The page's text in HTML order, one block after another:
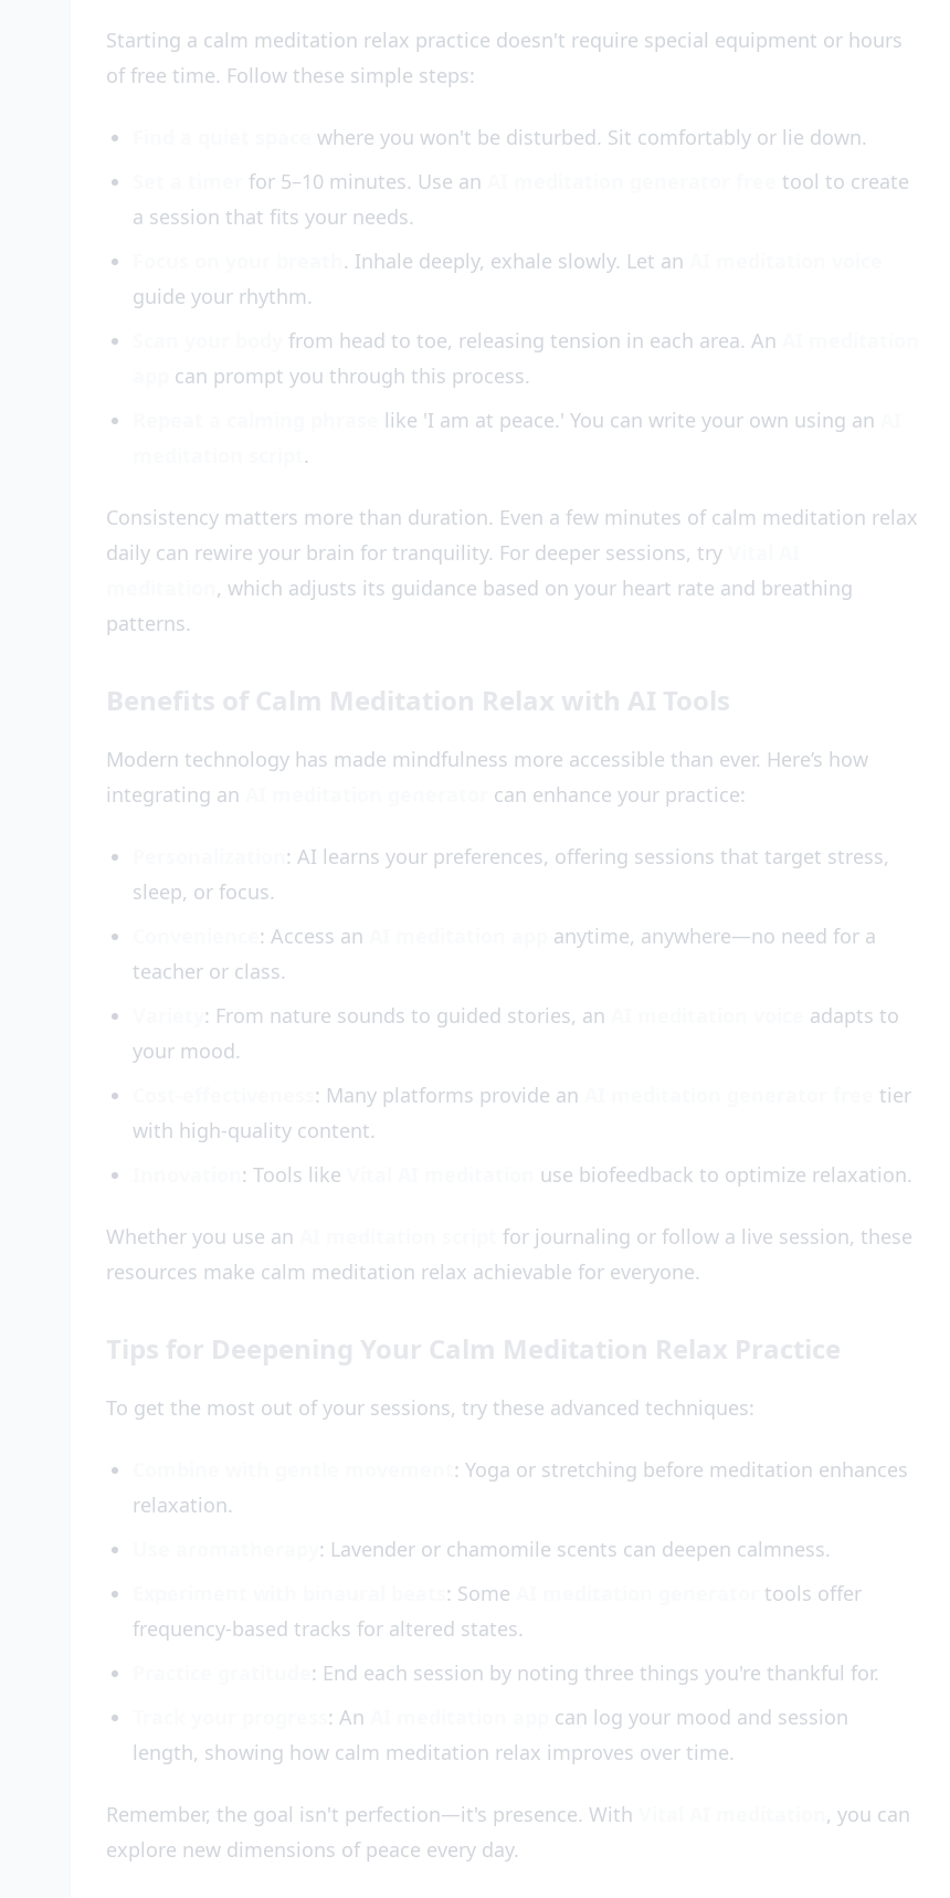
Starting a calm meditation relax practice doesn't require special equipment or hours
of free time. Follow these simple steps:
where you won't be disturbed. Sit comfortably or lie down.
for 5–10 minutes. Use an
tool to create
a session that fits your needs.
. Inhale deeply, exhale slowly. Let an
guide your rhythm.
from head to toe, releasing tension in each area. An
can prompt you through this process.
like 'I am at peace.' You can write your own using an
.
Consistency matters more than duration. Even a few minutes of calm meditation relax
daily can rewire your brain for tranquility. For deeper sessions, try
, which adjusts its guidance based on your heart rate and breathing
patterns.
Benefits of Calm Meditation Relax with AI Tools
Modern technology has made mindfulness more accessible than ever. Here’s how
integrating an
can enhance your practice:
: AI learns your preferences, offering sessions that target stress,
sleep, or focus.
: Access an
anytime, anywhere—no need for a
teacher or class.
: From nature sounds to guided stories, an
adapts to
your mood.
: Many platforms provide an
tier
with high-quality content.
: Tools like use biofeedback to optimize relaxation.
Whether you use an
for journaling or follow a live session, these
resources make calm meditation relax achievable for everyone.
Tips for Deepening Your Calm Meditation Relax Practice
To get the most out of your sessions, try these advanced techniques:
: Yoga or stretching before meditation enhances
relaxation.
: Lavender or chamomile scents can deepen calmness.
: Some
tools offer
frequency-based tracks for altered states.
: End each session by noting three things you're thankful for.
: An
can log your mood and session
length, showing how calm meditation relax improves over time.
Remember, the goal isn't perfection—it's presence. With
, you can
explore new dimensions of peace every day.